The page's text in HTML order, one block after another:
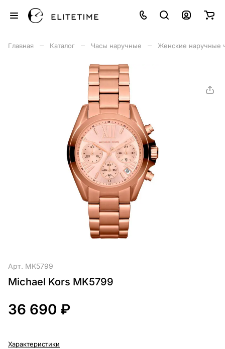
Главная Каталог Часы наручные Женские наручные
Арт. MK5799
Michael Kors MK5799
36 690 ₽
Характеристики